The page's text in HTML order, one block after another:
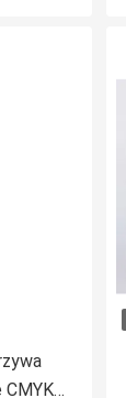
CMYK